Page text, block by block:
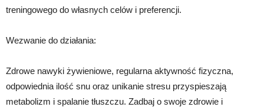
treningowego do własnych celów i preferencji.
Wezwanie do działania:
Zdrowe nawyki żywieniowe, regularna aktywność fizyczna,
odpowiednia ilość snu oraz unikanie stresu przyspieszają
metabolizm i spalanie tłuszczu. Zadbaj o swoje zdrowie i